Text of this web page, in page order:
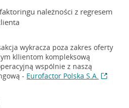
należności z regresem
wykracza poza zakres oferty
kllientom kompleksową
wspólnie z naszą
- Eurofactor Polska S.A.